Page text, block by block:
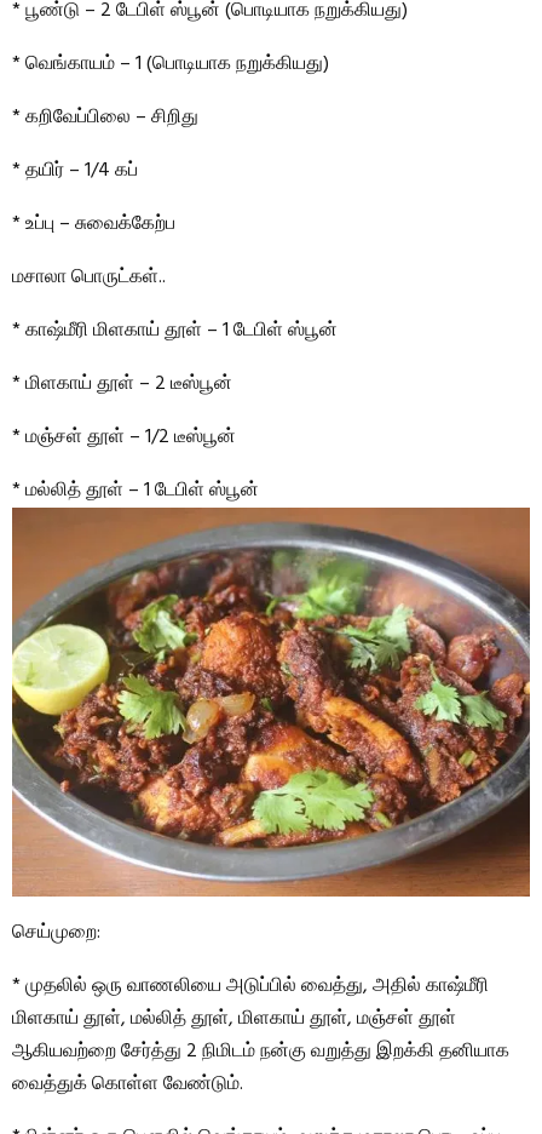
* பூண்டு – 2 டேபிள் ஸ்பூன் (பொடியாக நறுக்கியது)
* வெங்காயம் – 1 (பொடியாக நறுக்கியது)
* கறிவேப்பிலை – சிறிது
* தயிர் – 1/4 கப்
* உப்பு – சுவைக்கேற்ப
மசாலா பொருட்கள்..
* காஷ்மீரி மிளகாய் தூள் – 1 டேபிள் ஸ்பூன்
* மிளகாய் தூள் – 2 டீஸ்பூன்
* மஞ்சள் தூள் – 1/2 டீஸ்பூன்
* மல்லித் தூள் – 1 டேபிள் ஸ்பூன்
செய்முறை:
* முதலில் ஒரு வாணலியை அடுப்பில் வைத்து, அதில் காஷ்மீரி
மிளகாய் தூள், மல்லித் தூள், மிளகாய் தூள், மஞ்சள் தூள்
ஆகியவற்றை சேர்த்து 2 நிமிடம் நன்கு வறுத்து இறக்கி தனியாக
வைத்துக் கொள்ள வேண்டும்.